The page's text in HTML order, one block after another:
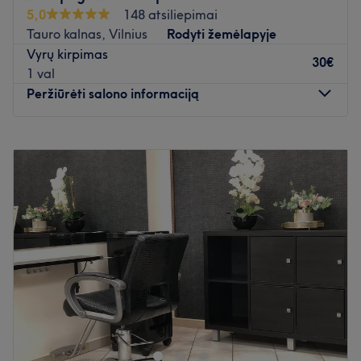
5,0
148 atsiliepimai
Tauro kalnas, Vilnius
Rodyti žemėlapyje
Vyrų kirpimas
1 val
30€
Peržiūrėti salono informaciją
09:00
Trečiadienis
09:00
20:00
Ketvirtadienis
09:00
20:00
Penktadienis
09:00
20:00
Šeštadienis
09:00–17:00
Sekmadienis
Nudžiuginkite save nauja šukuosena po apsilankymo
"DiVėja" grožio studijoje, įsikūrusioje Vilniuje. Plaukų
kirpimas, plaukų dažymas ir plaukų atstatymo procedūros
- tai tik kelios šio puikaus salono siūlomų paslaugų.